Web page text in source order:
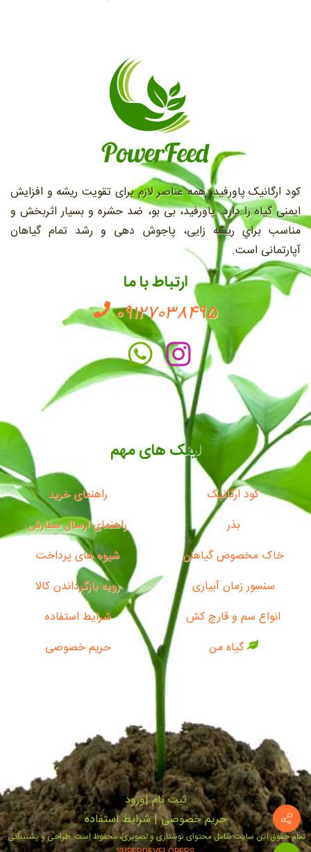
کود ارگانیک پاورفید، همه عناصر لازم برای تقویت ریشه و افزایش
ایمنی گیاه را دارد. پاورفید، بی بو، ضد حشره و بسیار اثربخش و
مناسب براي ريشه زايی، پاجوش دهی و رشد تمام گیاهان
آپارتمانی است.
ارتباط با ما
09127038495
لینک های مهم
کود ارگانیک
بذر
خاک مخصوص گیاهان
سنسور زمان آبیاری
انواع سم و قارچ کش
گیاه من
راهنمای خرید
راهنمای ارسال سفارش
شیوه های پرداخت
رویه بازگرداندن کالا
شرایط استفاده
حریم خصوصی
ثبت‌ نام|ورود
حریم خصوصی|شرایط استفاده
تمام حقوق این سایت شامل محتوای نوشتاری و تصویری، محفوظ است. طراحی و پشتیبانی: